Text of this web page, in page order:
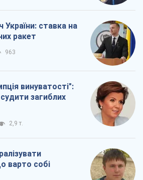
ставка на
ракет
963
винуватості":
загиблих
2,9 т.
варто собі